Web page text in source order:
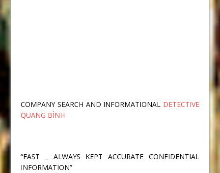
COMPANY SEARCH AND INFORMATIONAL DETECTIVE
QUANG BÌNH
“FAST _ ALWAYS KEPT ACCURATE CONFIDENTIAL
INFORMATION”